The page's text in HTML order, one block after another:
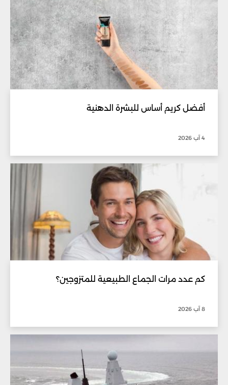
أفضل كريم أساس للبشرة الدهنية
4 آب 2026
كم عدد مرات الجماع الطبيعية للمتزوجين؟
8 آب 2026